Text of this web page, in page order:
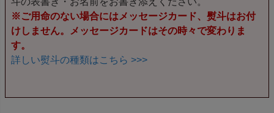
※ご用命のない場合にはメッセージカード、熨斗はお付
けしません。メッセージカードはその時々で変わりま
す。
詳しい熨斗の種類はこちら >>>